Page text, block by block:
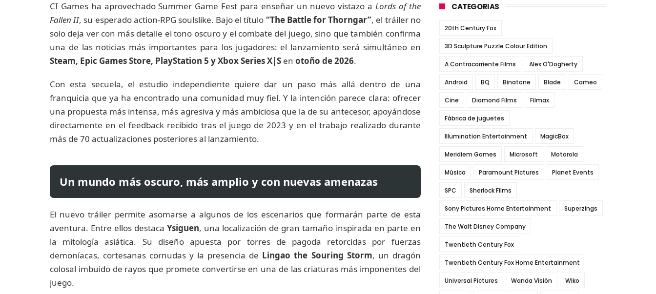
CI Games ha aprovechado Summer Game Fest para enseñar un nuevo vistazo a Lords of the
Fallen II, su esperado action-RPG soulslike. Bajo el título “The Battle for Thorngar”, el tráiler no
solo deja ver con más detalle el tono oscuro y el combate del juego, sino que también confirma
una de las noticias más importantes para los jugadores: el lanzamiento será simultáneo en
Steam, Epic Games Store, PlayStation 5 y Xbox Series X|S en otoño de 2026.
Con esta secuela, el estudio independiente quiere dar un paso más allá dentro de una
franquicia que ya ha encontrado una comunidad muy fiel. Y la intención parece clara: ofrecer
una propuesta más intensa, más agresiva y más ambiciosa que la de su antecesor, apoyándose
directamente en el feedback recibido tras el juego de 2023 y en el trabajo realizado durante
más de 70 actualizaciones posteriores al lanzamiento.
Un mundo más oscuro, más amplio y con nuevas amenazas
El nuevo tráiler permite asomarse a algunos de los escenarios que formarán parte de esta
aventura. Entre ellos destacaYsiguen, una localización de gran tamaño inspirada en parte en
la mitología asiática. Su diseño apuesta por torres de pagoda retorcidas por fuerzas
demoníacas, cortesanas cornudas y la presencia de Lingao the Souring Storm, un dragón
colosal imbuido de rayos que promete convertirse en una de las criaturas más imponentes del
juego.
CATEGORIAS
20th Century Fox
3D Sculpture Puzzle Colour Edition
A Contracorriente Films Alex O'Dogherty
Android BQ Binatone Blade Cameo
Cine Diamond Films Filmax
Fábrica de juguetes
Illumination Entertainment MagicBox
Meridiem Games Microsoft Motorola
Música Paramount Pictures Planet Events
SPC Sherlock Films
Sony Pictures Home Entertainment Superzings
The Walt Disney Company
Twentieth Century Fox
Twentieth Century Fox Home Entertainment
Universal Pictures Wanda Visión Wiko